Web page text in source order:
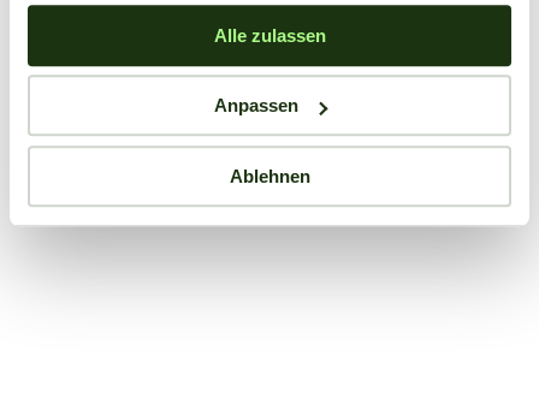
Alle zulassen
Anpassen
Ablehnen